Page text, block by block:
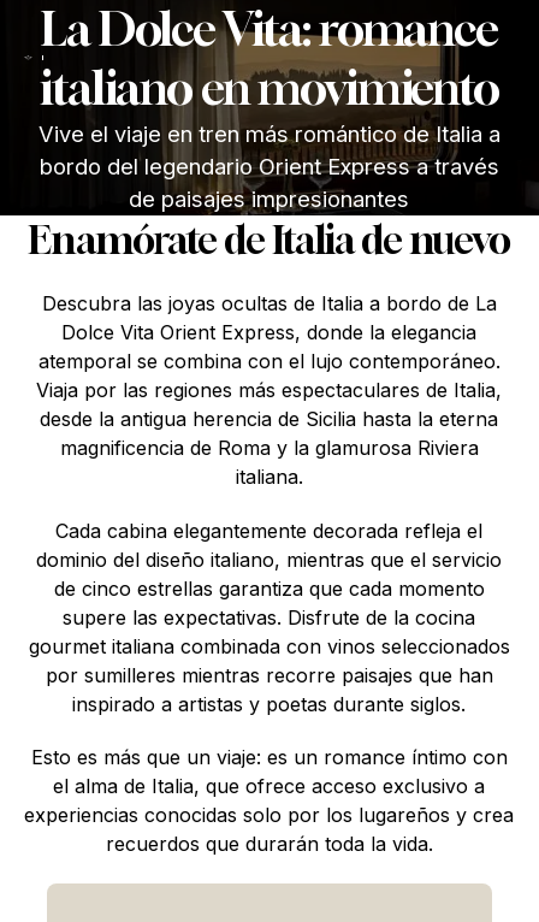
La Dolce Vita: romance
italiano en movimiento
Vive el viaje en tren más romántico de Italia a
bordo del legendario Orient Express a través
de paisajes impresionantes
Enamórate de Italia de nuevo
Descubra las joyas ocultas de Italia a bordo de La
Dolce Vita Orient Express, donde la elegancia
atemporal se combina con el lujo contemporáneo.
Viaja por las regiones más espectaculares de Italia,
desde la antigua herencia de Sicilia hasta la eterna
magnificencia de Roma y la glamurosa Riviera
italiana.
Cada cabina elegantemente decorada refleja el
dominio del diseño italiano, mientras que el servicio
de cinco estrellas garantiza que cada momento
supere las expectativas. Disfrute de la cocina
gourmet italiana combinada con vinos seleccionados
por sumilleres mientras recorre paisajes que han
inspirado a artistas y poetas durante siglos.
Esto es más que un viaje: es un romance íntimo con
el alma de Italia, que ofrece acceso exclusivo a
experiencias conocidas solo por los lugareños y crea
recuerdos que durarán toda la vida.